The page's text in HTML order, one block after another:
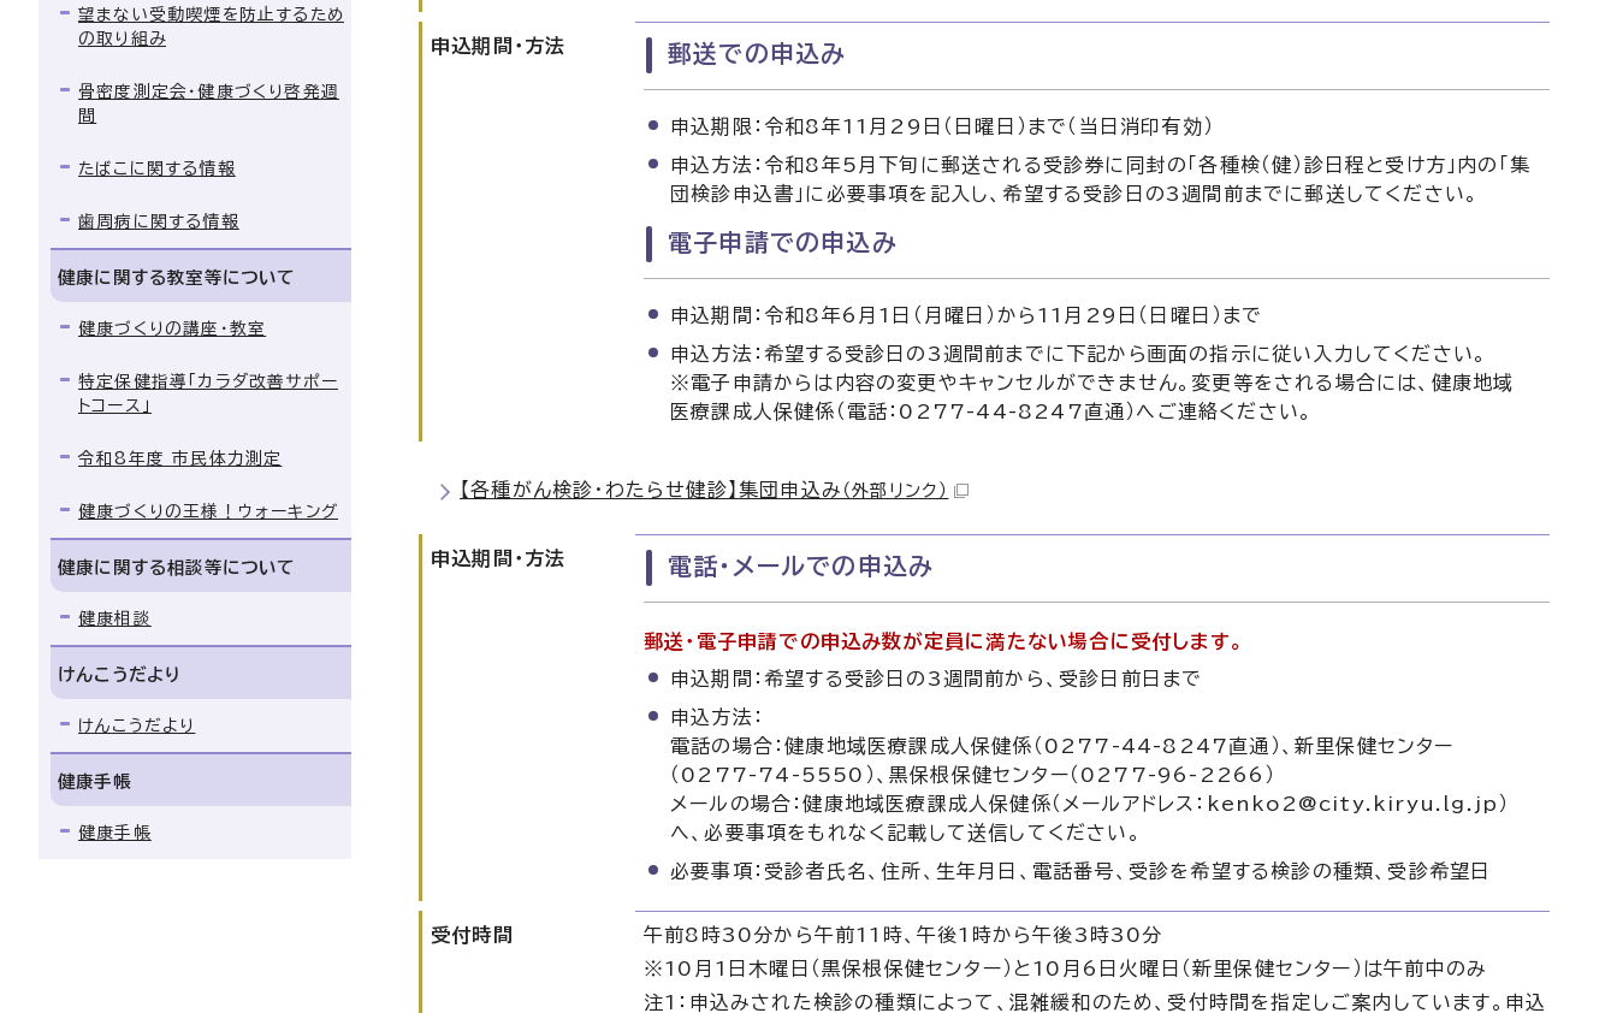
申込期間・方法 郵送での申込み
申込期限：令和8年11月29日（日曜日）まで（当日消印有効）
申込方法：令和8年5月下旬に郵送される受診券に同封の「各種検（健）診日程と受け方」内の「集
団検診申込書」に必要事項を記入し、希望する受診日の3週間前までに郵送してください。
電子申請での申込み
申込期間：令和8年6月1日（月曜日）から11月29日（日曜日）まで
申込方法：希望する受診日の3週間前までに下記から画面の指示に従い入力してください。
※電子申請からは内容の変更やキャンセルができません。変更等をされる場合には、健康地域
医療課成人保健係（電話：0277-44-8247直通）へご連絡ください。
【各種がん検診・わたらせ健診】集団申込み （外部リンク）
申込期間・方法 電話・メールでの申込み
郵送・電子申請での申込み数が定員に満たない場合に受付します。
申込期間：希望する受診日の3週間前から、受診日前日まで
申込方法：
電話の場合：健康地域医療課成人保健係（0277-44-8247直通）、新里保健センター
（0277-74-5550）、黒保根保健センター（0277-96-2266）
メールの場合：健康地域医療課成人保健係（メールアドレス：kenko2@city.kiryu.lg.jp）
へ、必要事項をもれなく記載して送信してください。
必要事項：受診者氏名、住所、生年月日、電話番号、受診を希望する検診の種類、受診希望日
受付時間
午前8時30分から午前11時、午後1時から午後3時30分
※10月1日木曜日（黒保根保健センター）と10月6日火曜日（新里保健センター）は午前中のみ
注1：申込みされた検診の種類によって、混雑緩和のため、受付時間を指定しご案内しています。申込
望まない受動喫煙を防止するため
の取り組み
骨密度測定会・健康づくり啓発週
間
たばこに関する情報
歯周病に関する情報
健康に関する教室等について
健康づくりの講座・教室
特定保健指導「カラダ改善サポー
トコース」
令和8年度 市民体力測定
健康づくりの王様！ウォーキング
健康に関する相談等について
健康相談
けんこうだより
けんこうだより
健康手帳
健康手帳